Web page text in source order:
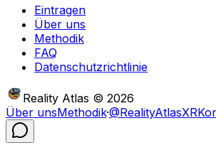
Eintragen
Über uns
Methodik
FAQ
Datenschutzrichtlinie
Reality Atlas © 2026
Über unsMethodik·@RealityAtlasXR